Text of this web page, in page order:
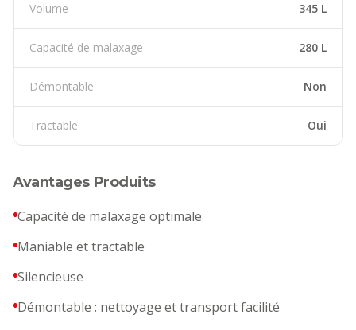
Volume 345 L
Capacité de malaxage 280 L
Démontable Non
Tractable Oui
Avantages Produits
Capacité de malaxage optimale
Maniable et tractable
Silencieuse
Démontable : nettoyage et transport facilité